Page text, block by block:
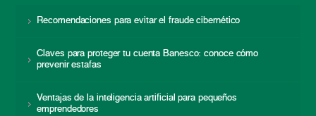
Recomendaciones para evitar el fraude cibernético
Claves para proteger tu cuenta Banesco: conoce cómo
prevenir estafas
Ventajas de la inteligencia artificial para pequeños
emprendedores